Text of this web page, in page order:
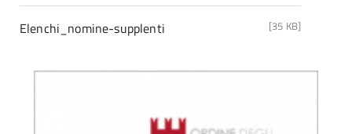
Elenchi_nomine-supplenti [35 KB]